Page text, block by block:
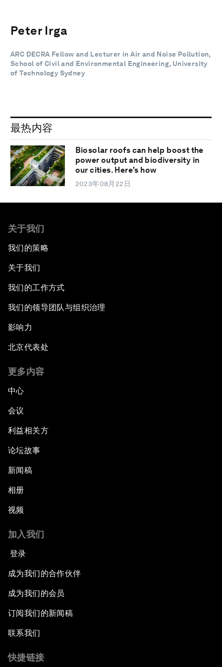
Peter Irga
ARC DECRA Fellow and Lecturer in Air and Noise Pollution,
School of Civil and Environmental Engineering, University
of Technology Sydney
最热内容
Biosolar roofs can help boost the
power output and biodiversity in
our cities. Here's how
2023年08月22日
关于我们
我们的策略
关于我们
我们的工作方式
我们的领导团队与组织治理
影响力
北京代表处
更多内容
中心
会议
利益相关方
论坛故事
新闻稿
相册
视频
加入我们
登录
成为我们的合作伙伴
成为我们的会员
订阅我们的新闻稿
联系我们
快捷链接